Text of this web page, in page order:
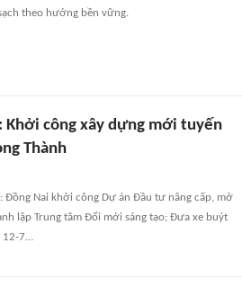
theo hướng bền vững.
công xây dựng mới tuyến
Thành
Đồng Nai khởi công Dự án Đầu tư nâng cấp, mở
lập Trung tâm Đổi mới sáng tạo; Đưa xe buýt
12-7…